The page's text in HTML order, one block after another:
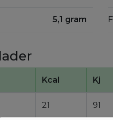
5,1 gram
Kcal Kj
21 91